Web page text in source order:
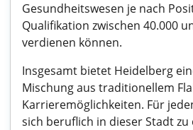
Gesundheitswesen je nach
Qualifikation zwischen 40.000
verdienen können.
Insgesamt bietet Heidelberg
Mischung aus traditionellem
Karrieremöglichkeiten. Für
sich beruflich in dieser Stadt